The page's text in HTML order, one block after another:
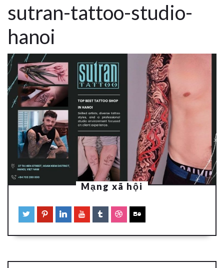
sutran-tattoo-studio-
hanoi
Mạng xã hội